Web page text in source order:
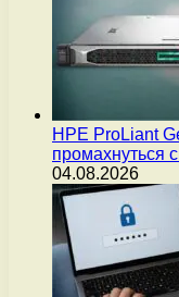
HPE ProLiant
промахнуться
04.08.2026